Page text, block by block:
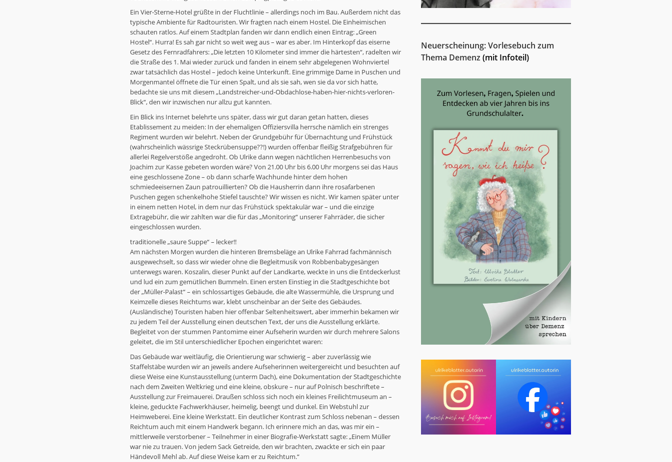
Ein Vier-Sterne-Hotel grüßte in der Fluchtlinie – allerdings noch im Bau. Außerdem nicht das
typische Ambiente für Radtouristen. Wir fragten nach einem Hostel. Die Einheimischen
schauten ratlos. Auf einem Stadtplan fanden wir dann endlich einen Eintrag: „Green
Hostel“. Hurra! Es sah gar nicht so weit weg aus – war es aber. Im Hinterkopf das eiserne
Gesetz des Fernradfahrers: „Die letzten 10 Kilometer sind immer die härtesten“, radelten wir
die Straße des 1. Mai wieder zurück und fanden in einem sehr abgelegenen Wohnviertel
zwar tatsächlich das Hostel – jedoch keine Unterkunft. Eine grimmige Dame in Puschen und
Morgenmantel öffnete die Tür einen Spalt, und als sie sah, wen sie da vor sich hatte,
bedachte sie uns mit diesem „Landstreicher-und-Obdachlose-haben-hier-nichts-verloren-
Blick“, den wir inzwischen nur allzu gut kannten.
Ein Blick ins Internet belehrte uns später, dass wir gut daran getan hatten, dieses
Etablissement zu meiden: In der ehemaligen Offiziersvilla herrsche nämlich ein strenges
Regiment wurden wir belehrt. Neben der Grundgebühr für Übernachtung und Frühstück
(wahrscheinlich wässrige Steckrübensuppe??!) wurden offenbar fleißig Strafgebühren für
allerlei Regelverstöße angedroht. Ob Ulrike dann wegen nächtlichen Herrenbesuchs von
Joachim zur Kasse gebeten worden wäre? Von 21.00 Uhr bis 6.00 Uhr morgens sei das Haus
eine geschlossene Zone – ob dann scharfe Wachhunde hinter dem hohen
schmiedeeisernen Zaun patrouillierten? Ob die Hausherrin dann ihre rosafarbenen
Puschen gegen schenkelhohe Stiefel tauschte? Wir wissen es nicht. Wir kamen später unter
in einem netten Hotel, in dem nur das Frühstück spektakulär war – und die einzige
Extragebühr, die wir zahlten war die für das „Monitoring“ unserer Fahrräder, die sicher
eingeschlossen wurden.
traditionelle „saure Suppe“ – lecker!!
Am nächsten Morgen wurden die hinteren Bremsbeläge an Ulrike Fahrrad fachmännisch
ausgewechselt, so dass wir wieder ohne die Begleitmusik von Robbenbabygesängen
unterwegs waren. Koszalin, dieser Punkt auf der Landkarte, weckte in uns die Entdeckerlust
und lud ein zum gemütlichen Bummeln. Einen ersten Einstieg in die Stadtgeschichte bot
der „Müller-Palast“ – ein schlossartiges Gebäude, die alte Wassermühle, die Ursprung und
Keimzelle dieses Reichtums war, klebt unscheinbar an der Seite des Gebäudes.
(Ausländische) Touristen haben hier offenbar Seltenheitswert, aber immerhin bekamen wir
zu jedem Teil der Ausstellung einen deutschen Text, der uns die Ausstellung erklärte.
Begleitet von der stummen Pantomime einer Aufseherin wurden wir durch mehrere Salons
geleitet, die im Stil unterschiedlicher Epochen eingerichtet waren:
Das Gebäude war weitläufig, die Orientierung war schwierig – aber zuverlässig wie
Staffelstäbe wurden wir an jeweils andere Aufseherinnen weitergereicht und besuchten auf
diese Weise eine Kunstausstellung (unterm Dach), eine Dokumentation der Stadtgeschichte
nach dem Zweiten Weltkrieg und eine kleine, obskure – nur auf Polnisch beschriftete –
Ausstellung zur Freimauerei. Draußen schloss sich noch ein kleines Freilichtmuseum an –
kleine, geduckte Fachwerkhäuser, heimelig, beengt und dunkel. Ein Webstuhl zur
Heimweberei. Eine kleine Werkstatt. Ein deutlicher Kontrast zum Schloss nebenan – dessen
Reichtum auch mit einem Handwerk begann. Ich erinnere mich an das, was mir ein –
mittlerweile verstorbener – Teilnehmer in einer Biografie-Werkstatt sagte: „Einem Müller
war nie zu trauen. Von jedem Sack Getreide, den wir brachten, zwackte er sich ein paar
Händevoll Mehl ab. Auf diese Weise kam er zu Reichtum.“
Neuerscheinung: Vorlesebuch zum
Thema Demenz (mit Infoteil)